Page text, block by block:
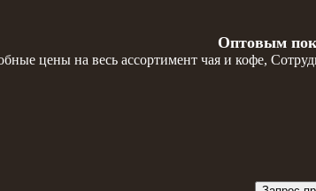
Оптовым
цены на весь ассортимент чая и кофе,